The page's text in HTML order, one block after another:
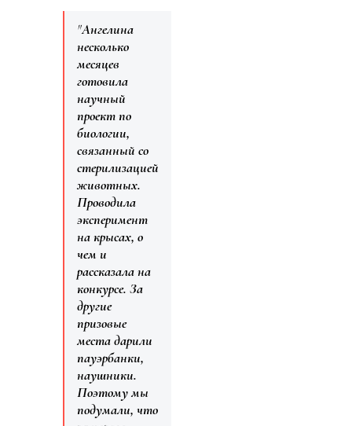
"Ангелина
несколько
месяцев
готовила
научный
проект по
биологии,
связанный со
стерилизацией
животных.
Проводила
эксперимент
на крысах, о
чем и
рассказала на
конкурсе. За
другие
призовые
места дарили
пауэрбанки,
наушники.
Поэтому мы
подумали, что